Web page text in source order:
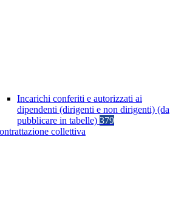
Incarichi conferiti e autorizzati ai
dipendenti (dirigenti e non dirigenti) (da
pubblicare in tabelle) 379
collettiva